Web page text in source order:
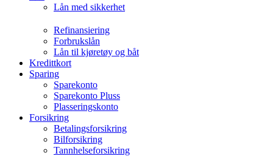
Lån med sikkerhet
Refinansiering
Forbrukslån
Lån til kjøretøy og båt
Kredittkort
Sparing
Sparekonto
Sparekonto Pluss
Plasseringskonto
Forsikring
Betalingsforsikring
Bilforsikring
Tannhelseforsikring